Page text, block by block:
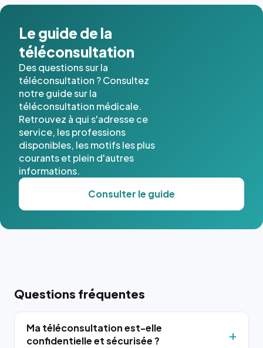
cas. #}
Le guide de la
téléconsultation
Des questions sur la
téléconsultation ? Consultez
notre guide sur la
téléconsultation médicale.
Retrouvez à qui s'adresse ce
service, les professions
disponibles, les motifs les plus
courants et plein d'autres
informations.
Consulter le guide
Questions fréquentes
Ma téléconsultation est-elle
confidentielle et sécurisée ?